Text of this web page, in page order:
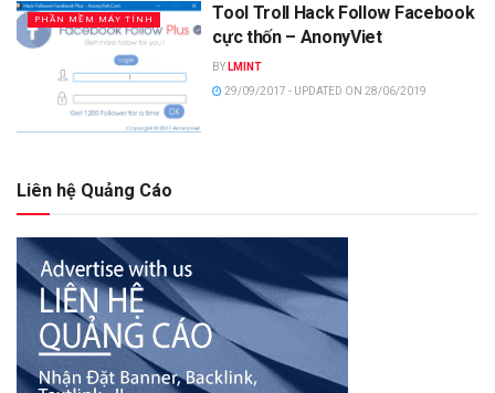
PHẦN MỀM MÁY TÍNH
Tool Troll Hack Follow Facebook
cực thốn – AnonyViet
BY LMINT
29/09/2017 - UPDATED ON 28/06/2019
Liên hệ Quảng Cáo